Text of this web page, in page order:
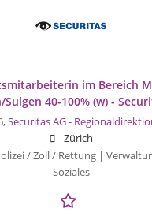
im Bereich
40-100% (w) -
Securitas AG -
Zürich
/ Zoll / Rettung |
Soziales